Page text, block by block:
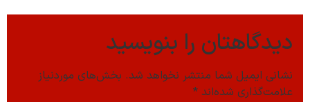
دیدگاهتان را بنویسید
نشانی ایمیل شما منتشر نخواهد شد. بخش‌های موردنیاز
علامت‌گذاری شده‌اند *